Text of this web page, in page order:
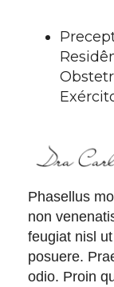
Phasellus
non
feugiat nisl
posuere.
odio. Proin